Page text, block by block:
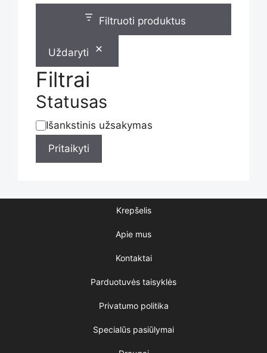
Filtruoti produktus
Uždaryti
Filtrai
Statusas
Statusas
Išankstinis užsakymas
Pritaikyti
Krepšelis
Apie mus
Kontaktai
Parduotuvės taisyklės
Privatumo politika
Specialūs pasiūlymai